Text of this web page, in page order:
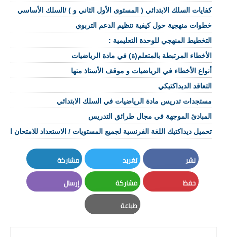
كفايات السلك الابتدائي ( المستوى الأول الثاني و ) /السلك الأساسي
خطوات منهجية حول كيفية تنظيم الدعم التربوي
التخطيط المنهجي للوحدة التعليمية :
الأخطاء المرتبطة بالمتعلم(ة) في مادة الرياضيات
أنواع الأخطاء في الرياضيات و موقف الأستاذ منها
التعاقد الديداكتيكي
مستجدات تدريس مادة الرياضيات في السلك الابتدائي
المبادئ الموجهة في مجال طرائق التدريس
تحميل ديداكتيك اللغة الفرنسية لجميع المستويات / الاستعداد للامتحان
نشر
Facebook
تغريد
Twitter
مشاركة
LinkedIn
حفظ مشاركة
Whatsapp
إرسال
طباعة